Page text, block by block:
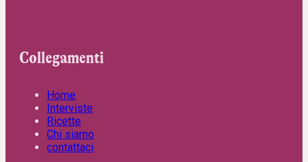
Collegamenti
Home
Interviste
Ricette
Chi siamo
contattaci